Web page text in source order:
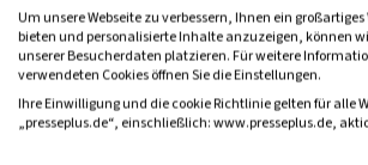
Um unsere Webseite zu verbessern, Ihnen ein
bieten und personalisierte Inhalte anzuzeigen, können
unserer Besucherdaten platzieren. Für weitere
verwendeten Cookies öffnen Sie die Einstellungen.
Ihre Einwilligung und die cookie Richtlinie gelten für alle
„presseplus.de“, einschließlich: www.presseplus.de,